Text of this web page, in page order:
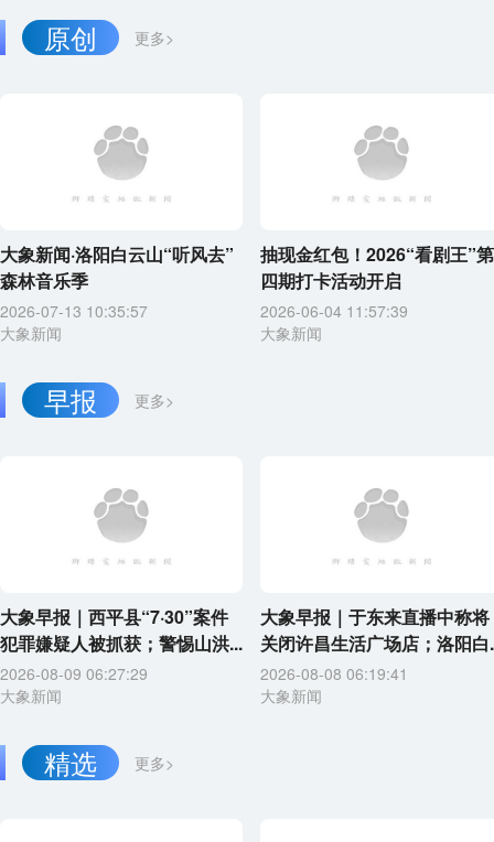
更多>
原创
大象新闻·洛阳白云山“听风去”
森林音乐季
2026-07-13 10:35:57
大象新闻
抽现金红包！2026“看剧王”第
四期打卡活动开启
2026-06-04 11:57:39
大象新闻
更多>
早报
大象早报｜西平县“7·30”案件
犯罪嫌疑人被抓获；警惕山洪...
2026-08-09 06:27:29
大象新闻
大象早报｜于东来直播中称将
关闭许昌生活广场店；洛阳白
2026-08-08 06:19:41
大象新闻
更多>
精选